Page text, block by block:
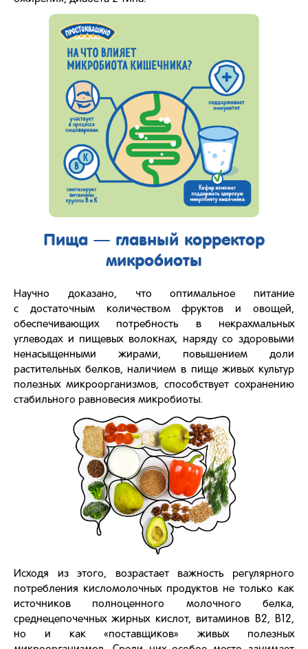
Пища — главный корректор
микробиоты
Научно доказано, что оптимальное питание
с достаточным количеством фруктов и овощей,
обеспечивающих потребность в некрахмальных
углеводах и пищевых волокнах, наряду со здоровыми
ненасыщенными жирами, повышением доли
растительных белков, наличием в пище живых культур
полезных микроорганизмов, способствует сохранению
стабильного равновесия микробиоты.
Исходя из этого, возрастает важность регулярного
потребления кисломолочных продуктов не только как
источников полноценного молочного белка,
среднецепочечных жирных кислот, витаминов В2, В12,
но и как «поставщиков» живых полезных